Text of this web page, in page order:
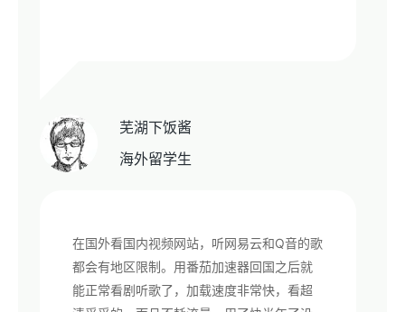
芜湖下饭酱
海外留学生
在国外看国内视频网站，听网易云和Q音的歌
都会有地区限制。用番茄加速器回国之后就
能正常看剧听歌了，加载速度非常快，看超